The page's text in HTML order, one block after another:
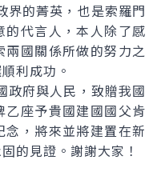
的菁英，也是索羅門
代言人，本人除了感
國關係所做的努力之
利成功。
府與人民，致贈我國
座予貴國建國國父肯
，將來並將建置在新
的見證。謝謝大家！